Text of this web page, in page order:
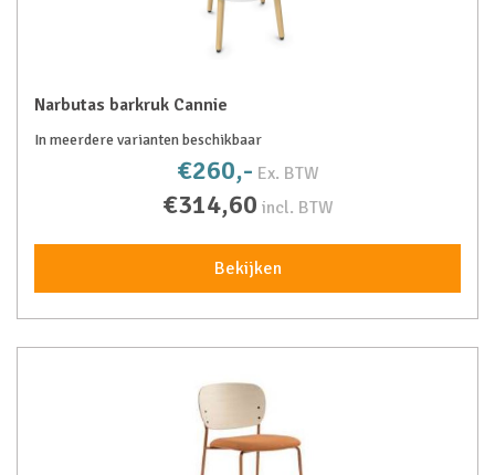
Narbutas barkruk Cannie
In meerdere varianten beschikbaar
€260,- Ex. BTW
€314,60 incl. BTW
Bekijken